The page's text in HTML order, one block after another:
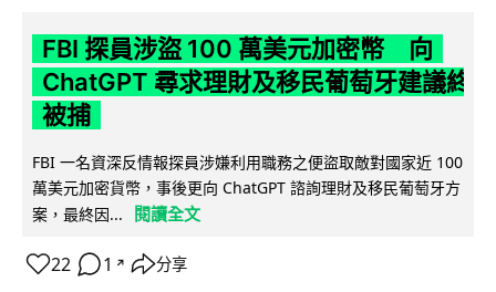
FBI 探員涉盜 100 萬美元加密幣 向
ChatGPT 尋求理財及移民葡萄牙建議終
被捕
FBI 一名資深反情報探員涉嫌利用職務之便盜取敵對國家近 100
萬美元加密貨幣，事後更向 ChatGPT 諮詢理財及移民葡萄牙方
案，最終因...
閱讀全文
22 1 ↗ 分享